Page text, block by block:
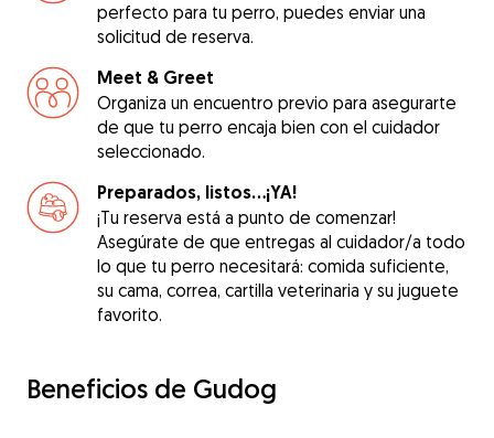
perfecto para tu perro, puedes enviar una
solicitud de reserva.
Meet & Greet
Organiza un encuentro previo para asegurarte
de que tu perro encaja bien con el cuidador
seleccionado.
Preparados, listos...¡YA!
¡Tu reserva está a punto de comenzar!
Asegúrate de que entregas al cuidador/a todo
lo que tu perro necesitará: comida suficiente,
su cama, correa, cartilla veterinaria y su juguete
favorito.
Beneficios de Gudog